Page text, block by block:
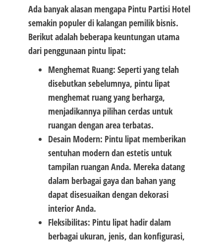
Ada banyak alasan mengapa Pintu Partisi Hotel
semakin populer di kalangan pemilik bisnis.
Berikut adalah beberapa keuntungan utama
dari penggunaan pintu lipat:
Menghemat Ruang: Seperti yang telah
disebutkan sebelumnya, pintu lipat
menghemat ruang yang berharga,
menjadikannya pilihan cerdas untuk
ruangan dengan area terbatas.
Desain Modern: Pintu lipat memberikan
sentuhan modern dan estetis untuk
tampilan ruangan Anda. Mereka datang
dalam berbagai gaya dan bahan yang
dapat disesuaikan dengan dekorasi
interior Anda.
Fleksibilitas: Pintu lipat hadir dalam
berbagai ukuran, jenis, dan konfigurasi,